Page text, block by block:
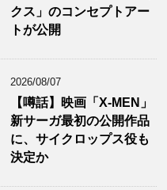
クス」のコンセプトアー
トが公開
2026/08/07
【噂話】映画「X-MEN」
新サーガ最初の公開作品
に、サイクロップス役も
決定か